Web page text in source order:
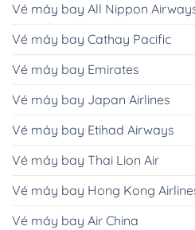
Vé máy bay All Nippon
Vé máy bay Cathay Pacific
Vé máy bay Emirates
Vé máy bay Japan Airlines
Vé máy bay Etihad Airways
Vé máy bay Thai Lion Air
Vé máy bay Hong Kong
Vé máy bay Air China